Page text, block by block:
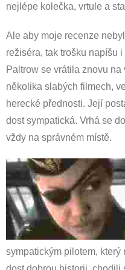
nejlépe kolečka, vrtule a
Ale aby moje recenze
režiséra, tak trošku napíšu
Paltrow se vrátila znovu
několika slabých filmech,
herecké přednosti. Její
dost sympatická. Vrhá se
vždy na správném místě.
sympatickým pilotem,